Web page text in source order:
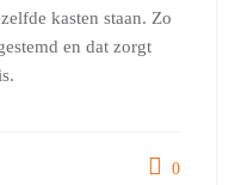
kasten staan. Zo
en dat zorgt
0